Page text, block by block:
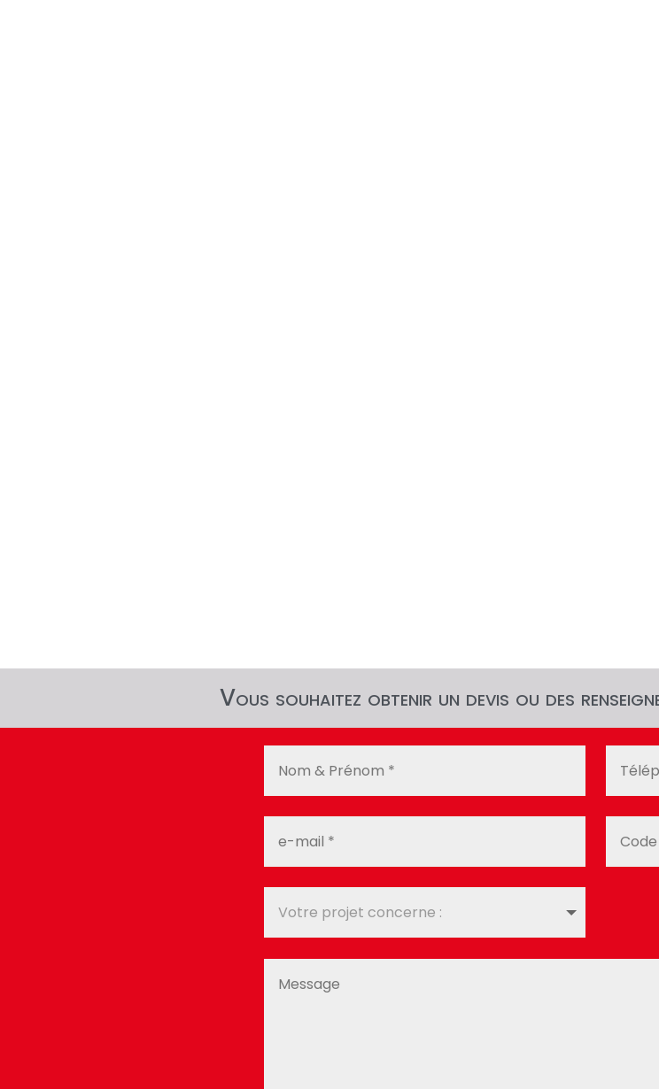
Vous souhaitez obtenir un devis ou des